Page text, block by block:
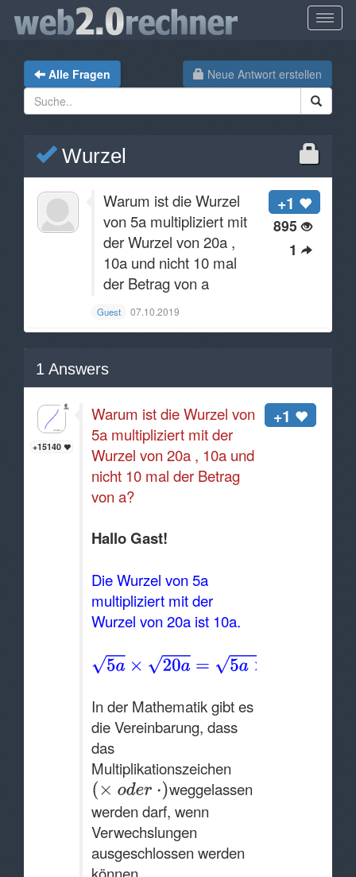
Neue Antwort erstellen
Alle Fragen
Wurzel
+1
895
1
Warum ist die Wurzel
von 5a multipliziert mit
der Wurzel von 20a ,
10a und nicht 10 mal
der Betrag von a
Guest 07.10.2019
1 Answers
+15140
+1
Warum ist die Wurzel von
5a multipliziert mit der
Wurzel von 20a , 10a und
nicht 10 mal der Betrag
von a?
Hallo Gast!
Die Wurzel von 5a
multipliziert mit der
Wurzel von 20a ist 10a.
In der Mathematik gibt es
die Vereinbarung, dass
das
Multiplikationszeichen
weggelassen
werden darf, wenn
Verwechslungen
ausgeschlossen werden